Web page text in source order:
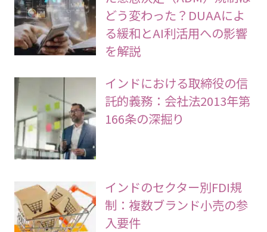
どう変わった？DUAAによ
る緩和とAI利活用への影響
を解説
インドにおける取締役の信
託的義務：会社法2013年第
166条の深掘り
インドのセクター別FDI規
制：複数ブランド小売の参
入要件